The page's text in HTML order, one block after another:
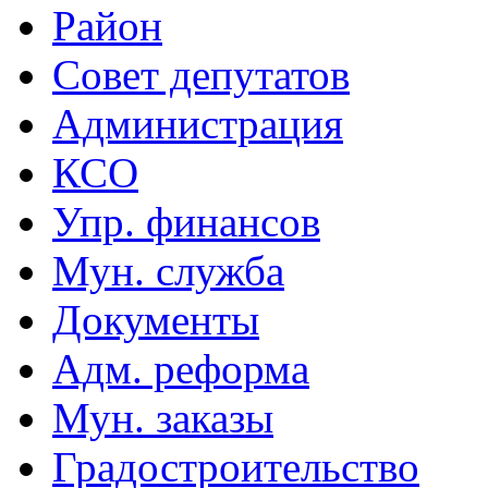
Район
Совет депутатов
Администрация
КСО
Упр. финансов
Мун. служба
Документы
Адм. реформа
Мун. заказы
Градостроительство